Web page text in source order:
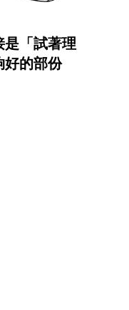
是「試著理
好的部份